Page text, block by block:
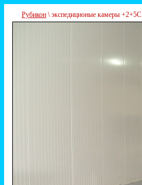
Рубикон \ экспедиционые камеры +2+5С